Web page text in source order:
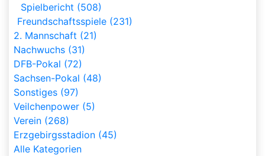
Spielbericht (508)
Freundschaftsspiele (231)
2. Mannschaft (21)
Nachwuchs (31)
DFB-Pokal (72)
Sachsen-Pokal (48)
Sonstiges (97)
Veilchenpower (5)
Verein (268)
Erzgebirgsstadion (45)
Alle Kategorien